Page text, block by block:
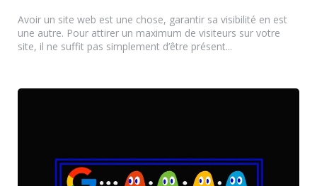
Avoir un site web est une chose, garantir sa visibilité en est
une autre. Pour attirer un maximum de visiteurs sur votre
site, il ne suffit pas simplement d’être présent...